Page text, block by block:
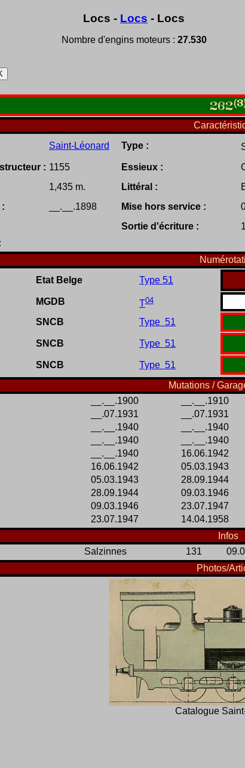
Locs - Locs - Locs
Nombre d'engins moteurs : 27.530
262
Saint-Léonard Type :
: 1155 Essieux :
1,435 m. Littéral :
__.__.1898 Mise hors service :
Sortie d'écriture :
Etat Belge Type 51
MGDB T04
SNCB Type 51
SNCB Type 51
SNCB Type 51
Mutations /
__.__.1900
__.__.1910
__.07.1931
__.07.1931
__.__.1940
__.__.1940
__.__.1940
__.__.1940
__.__.1940
16.06.1942
16.06.1942
05.03.1943
05.03.1943
28.09.1944
28.09.1944
09.03.1946
09.03.1946
23.07.1947
23.07.1947
14.04.1958
Infos
Salzinnes 131
Photos/
Catalogue